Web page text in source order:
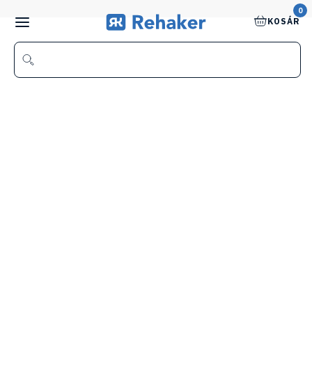
0
KOSÁR